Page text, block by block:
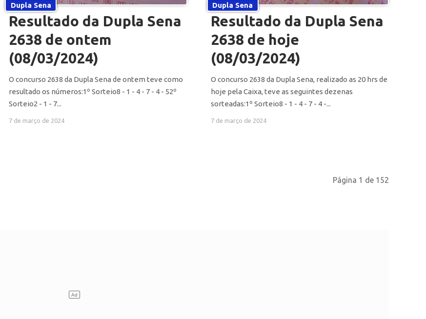
Dupla Sena
Resultado da Dupla Sena
2638 de ontem
(08/03/2024)
O concurso 2638 da Dupla Sena de ontem teve como
resultado os números:1º Sorteio8 - 1 - 4 - 7 - 4 - 52º
Sorteio2 - 1 - 7...
7 de março de 2024
Dupla Sena
Resultado da Dupla Sena
2638 de hoje
(08/03/2024)
O concurso 2638 da Dupla Sena, realizado as 20 hrs de
hoje pela Caixa, teve as seguintes dezenas
sorteadas:1º Sorteio8 - 1 - 4 - 7 - 4 -...
7 de março de 2024
Página 1 de 152